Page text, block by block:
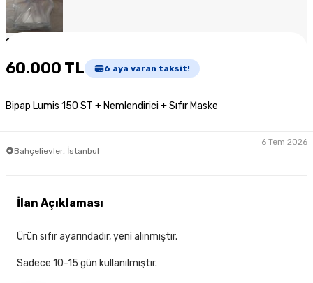
1
60.000 TL 6 aya varan taksit!
Bipap Lumis 150 ST + Nemlendirici + Sıfır Maske
Bahçelievler, İstanbul
6 Tem 2026
İlan Açıklaması
Ürün sıfır ayarındadır, yeni alınmıştır.
Sadece 10-15 gün kullanılmıştır.